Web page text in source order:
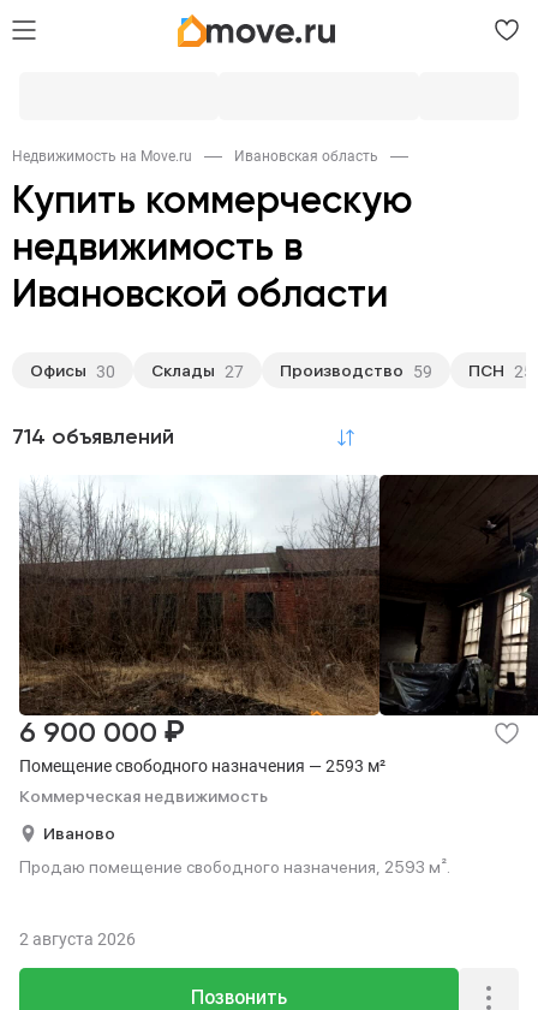
Недвижимость на Move.ru Ивановская область
Купить коммерческую
недвижимость в
Ивановской области
Офисы 30 Склады 27 Производство 59 ПСН
714 объявлений
Помещение свободного назначения — 2593 м²
Коммерческая недвижимость
6 900 000 ₽
Иваново
Продаю помещение свободного назначения, 2593 м².
Позвонить
2 августа 2026